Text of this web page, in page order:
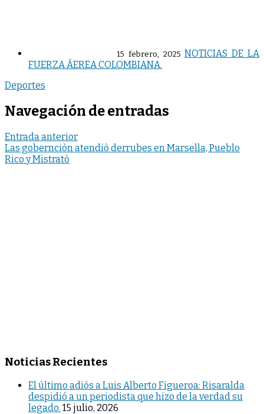
15 febrero, 2025 NOTICIAS DE LA
FUERZA ÁEREA COLOMBIANA.
Deportes
Navegación de entradas
Entrada anterior
Las gobernciòn atendiò derrubes en Marsella, Pueblo
Rico y Mistratò
Noticias Recientes
El último adiós a Luis Alberto Figueroa: Risaralda
despidió a un periodista que hizo de la verdad su
legado. 15 julio, 2026